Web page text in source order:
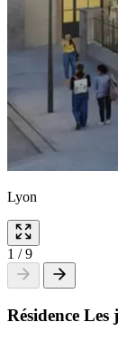
Lyon
1 /9
Résidence